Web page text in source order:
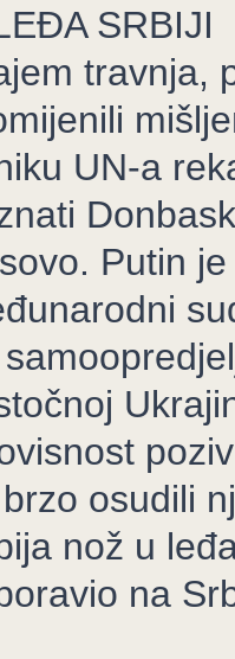
SRBIJI
travnja,
UN-a
Putin
osudili
nož u
na